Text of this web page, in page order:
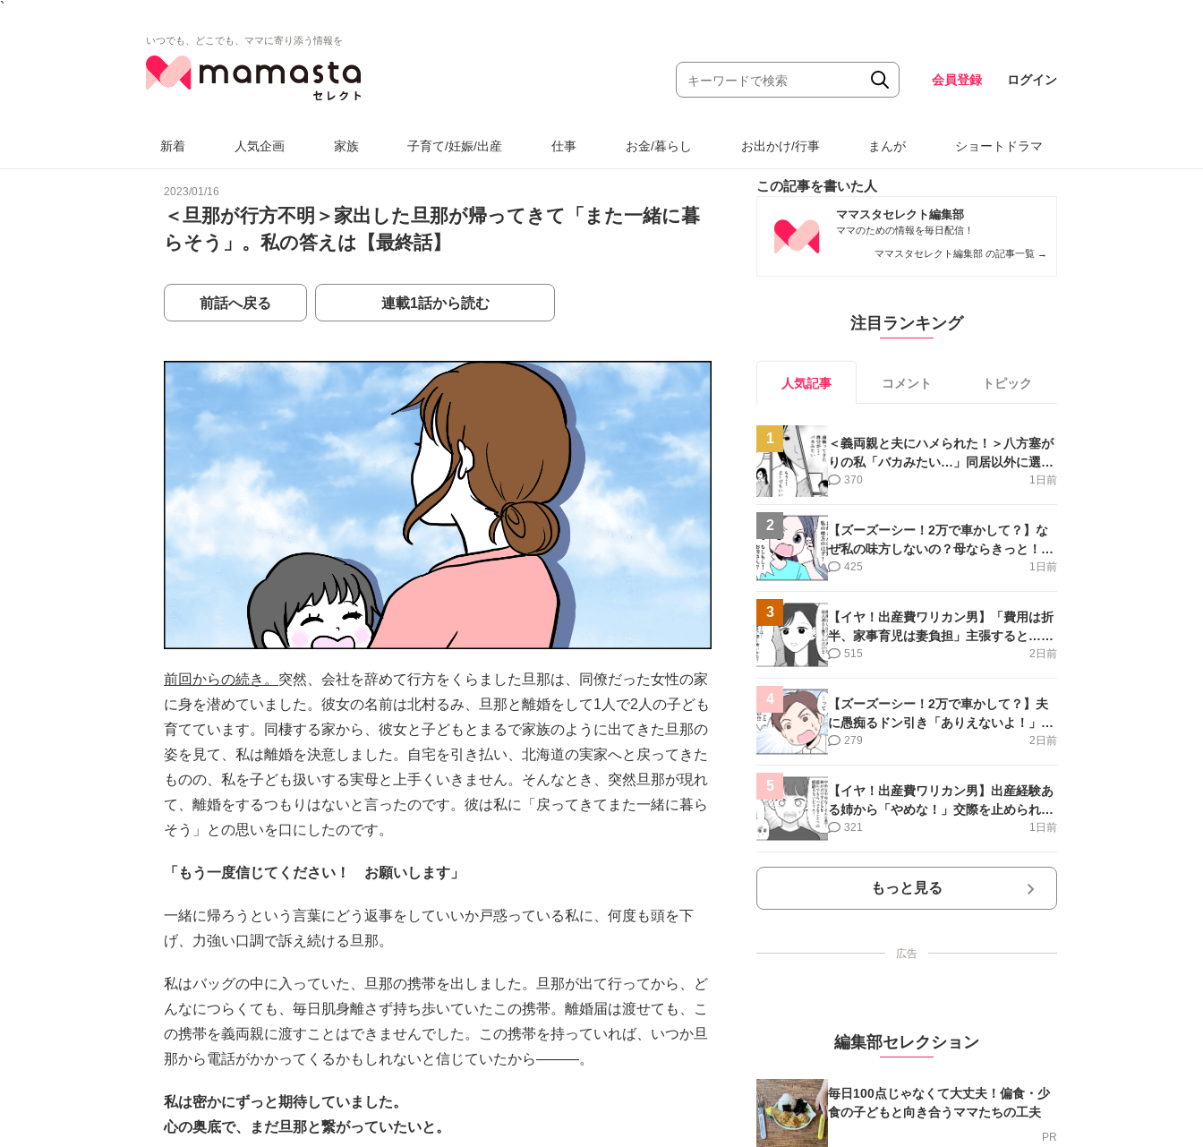
`
いつでも、どこでも、ママに寄り添う情報を
会員登録 ログイン
新着 人気企画 家族 子育て/妊娠/出産 仕事 お金/暮らし お出かけ/行事 まんが ショートドラマ
2023/01/16
＜旦那が行方不明＞家出した旦那が帰ってきて「また一緒に暮
らそう」。私の答えは【最終話】
前話へ戻る 連載1話から読む
前回からの続き。 突然、会社を辞めて行方をくらました旦那は、同僚だった女性の家
に身を潜めていました。彼女の名前は北村るみ、旦那と離婚をして1人で2人の子ども
育てています。同棲する家から、彼女と子どもとまるで家族のように出てきた旦那の
姿を見て、私は離婚を決意しました。自宅を引き払い、北海道の実家へと戻ってきた
ものの、私を子ども扱いする実母と上手くいきません。そんなとき、突然旦那が現れ
て、離婚をするつもりはないと言ったのです。彼は私に「戻ってきてまた一緒に暮ら
そう」との思いを口にしたのです。
「もう一度信じてください！ お願いします」
一緒に帰ろうという言葉にどう返事をしていいか戸惑っている私に、何度も頭を下
げ、力強い口調で訴え続ける旦那。
私はバッグの中に入っていた、旦那の携帯を出しました。旦那が出て行ってから、ど
んなにつらくても、毎日肌身離さず持ち歩いていたこの携帯。離婚届は渡せても、こ
の携帯を義両親に渡すことはできませんでした。この携帯を持っていれば、いつか旦
那から電話がかかってくるかもしれないと信じていたから―――。
私は密かにずっと期待していました。
心の奥底で、まだ旦那と繋がっていたいと。
この記事を書いた人
ママスタセレクト編集部
ママのための情報を毎日配信！
ママスタセレクト編集部 の記事一覧 →
注目ランキング
人気記事 コメント トピック
1
＜義両親と夫にハメられた！＞八方塞が
りの私「バカみたい…」同居以外に選択
肢がない【第5話まんが】
1日前
370
2
【ズーズーシー！2万で車かして？】な
ぜ私の味方しないの？母ならきっと！＜
第17話＞#4コマ母道場
1日前
425
3
【イヤ！出産費ワリカン男】「費用は折
半、家事育児は妻負担」主張すると…＜
第11話＞#4コマ母道場
2日前
515
4
【ズーズーシー！2万で車かして？】夫
に愚痴るドン引き「ありえないよ！」＜
第16話＞#4コマ母道場
2日前
279
5
【イヤ！出産費ワリカン男】出産経験あ
る姉から「やめな！」交際を止められ＜
第12話＞#4コマ母道場
1日前
321
もっと見る
広告
編集部セレクション
毎日100点じゃなくて大丈夫！偏食・少
食の子どもと向き合うママたちの工夫
PR